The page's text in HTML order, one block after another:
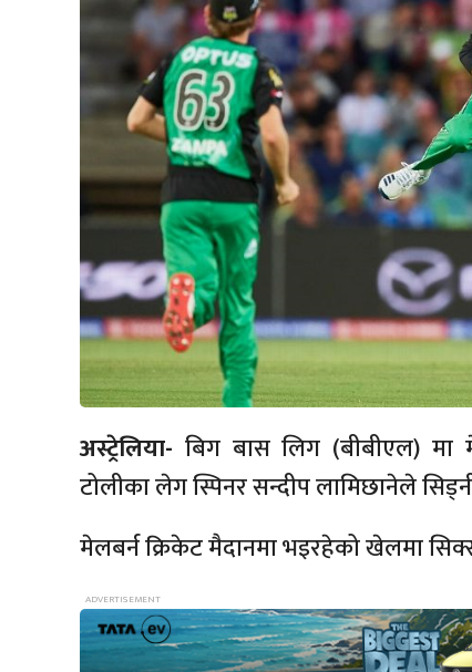
अस्ट्रेलिया- बिग बास लिग (बीबीएल) मा
टोलीका लेग स्पिनर सन्दीप लामिछानेले
मेलबर्न क्रिकेट मैदानमा भइरहेको खेलमा